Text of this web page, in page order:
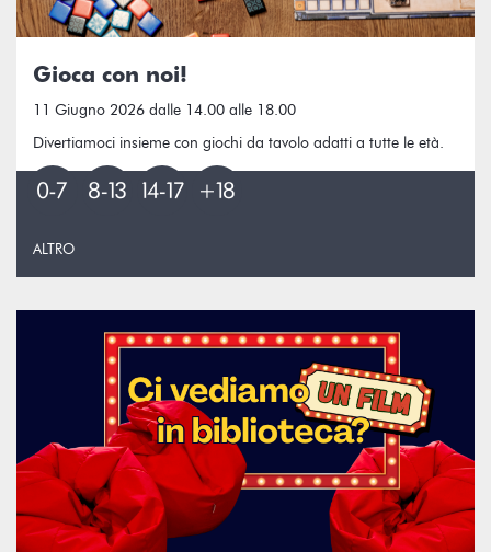
Gioca con noi!
11 Giugno 2026 dalle 14.00 alle 18.00
Divertiamoci insieme con giochi da tavolo adatti a tutte le età.
ALTRO